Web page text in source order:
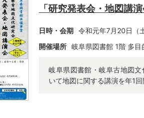
「研究発表会・地図講
日時・会期
令和元年7月20日（
開催場所
岐阜県図書館 1階 多目
岐阜県図書館・岐阜古地図
いて地図に関する講演を年1回